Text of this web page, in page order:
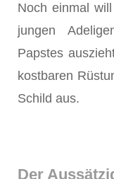
Noch einmal
jungen
Papstes
kostbaren
Schild aus.
Der